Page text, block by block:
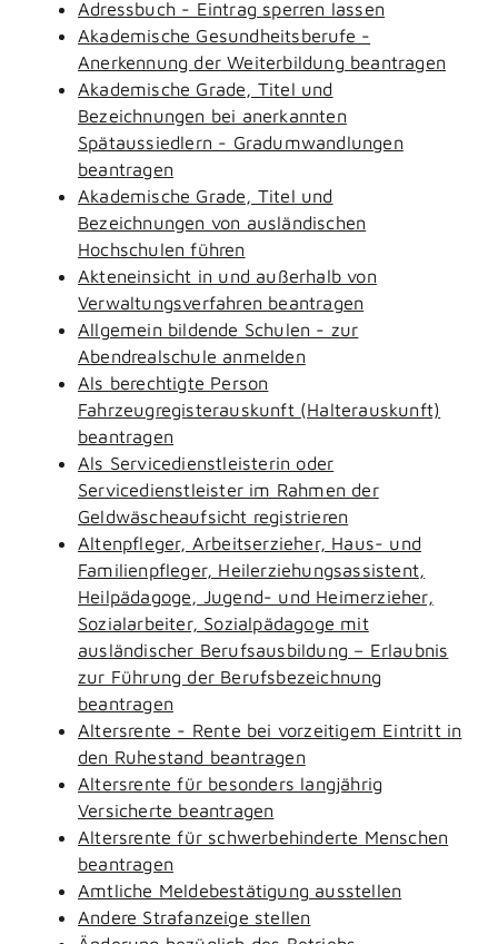
Adressbuch - Eintrag sperren lassen
Akademische Gesundheitsberufe -
Anerkennung der Weiterbildung beantragen
Akademische Grade, Titel und
Bezeichnungen bei anerkannten
Spätaussiedlern - Gradumwandlungen
beantragen
Akademische Grade, Titel und
Bezeichnungen von ausländischen
Hochschulen führen
Akteneinsicht in und außerhalb von
Verwaltungsverfahren beantragen
Allgemein bildende Schulen - zur
Abendrealschule anmelden
Als berechtigte Person
Fahrzeugregisterauskunft (Halterauskunft)
beantragen
Als Servicedienstleisterin oder
Servicedienstleister im Rahmen der
Geldwäscheaufsicht registrieren
Altenpfleger, Arbeitserzieher, Haus- und
Familienpfleger, Heilerziehungsassistent,
Heilpädagoge, Jugend- und Heimerzieher,
Sozialarbeiter, Sozialpädagoge mit
ausländischer Berufsausbildung – Erlaubnis
zur Führung der Berufsbezeichnung
beantragen
Altersrente - Rente bei vorzeitigem Eintritt in
den Ruhestand beantragen
Altersrente für besonders langjährig
Versicherte beantragen
Altersrente für schwerbehinderte Menschen
beantragen
Amtliche Meldebestätigung ausstellen
Andere Strafanzeige stellen